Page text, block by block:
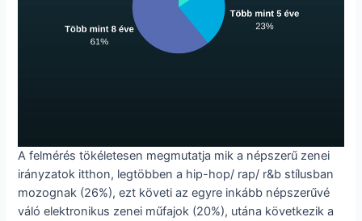
A felmérés tökéletesen megmutatja mik a népszerű zenei
irányzatok itthon, legtöbben a hip-hop/ rap/ r&b stílusban
mozognak (26%), ezt követi az egyre inkább népszerűvé
váló elektronikus zenei műfajok (20%), utána következik a